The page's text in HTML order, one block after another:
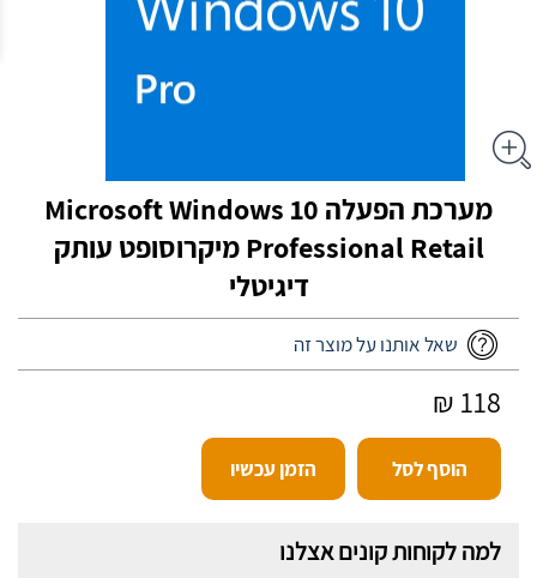
מערכת הפעלה Microsoft Windows 10
Professional Retail מיקרוסופט עותק
דיגיטלי
שאל אותנו על מוצר זה
118 ₪
הוסף לסל הזמן עכשיו
למה לקוחות קונים אצלנו